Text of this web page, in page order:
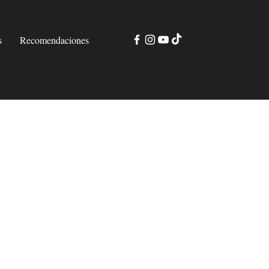
Recomendaciones